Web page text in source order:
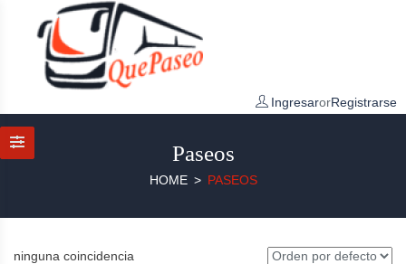
IngresarorRegistrarse
Paseos
HOME PASEOS
ninguna coincidencia